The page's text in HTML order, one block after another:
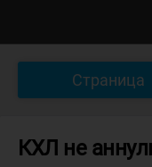
Страница
КХЛ не